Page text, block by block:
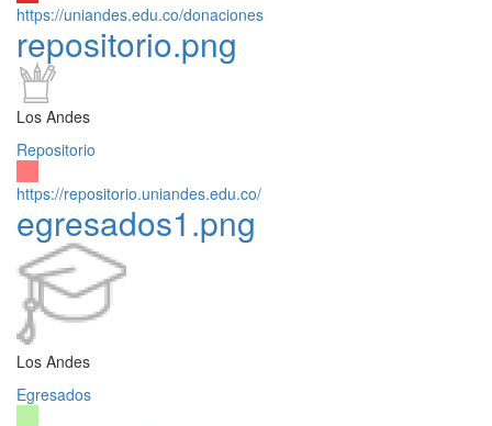
https://uniandes.edu.co/donaciones
repositorio.png
Los Andes
Repositorio
https://repositorio.uniandes.edu.co/
egresados1.png
Los Andes
Egresados